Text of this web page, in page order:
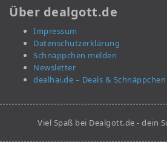
Über dealgott.de
Impressum
Datenschutzerklärung
Schnäppchen melden
Newsletter
dealhai.de – Deals & Schnäppchen
Viel Spaß bei Dealgott.de - dein